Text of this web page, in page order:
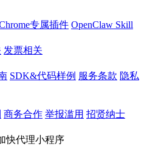
专属插件 OpenClaw Skill
发票相关
SDK&代码样例 服务条款 隐私
商务合作 举报滥用 招贤纳士
快代理小程序